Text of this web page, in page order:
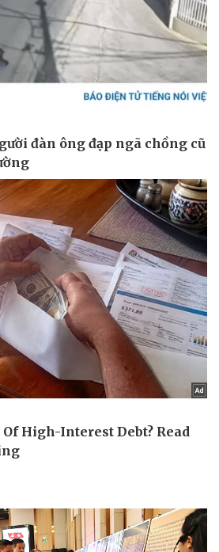
Ô tô - Xe máy
Ô tô